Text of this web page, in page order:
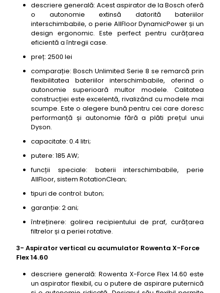
descriere generală: Acest aspirator de la Bosch oferă
o autonomie extinsă datorită bateriilor
interschimbabile, o perie AllFloor DynamicPower și un
design ergonomic. Este perfect pentru curățarea
eficientă a întregii case.
preț: 2500 lei
comparație: Bosch Unlimited Serie 8 se remarcă prin
flexibilitatea bateriilor interschimbabile, oferind o
autonomie superioară multor modele. Calitatea
construcției este excelentă, rivalizând cu modele mai
scumpe. Este o alegere bună pentru cei care doresc
performanță și autonomie fără a plăti prețul unui
Dyson.
capacitate: 0.4 litri;
putere: 185 AW;
funcții speciale: baterii interschimbabile, perie
AllFloor, sistem RotationClean;
tipuri de control: buton;
garanție: 2 ani;
întreținere: golirea recipientului de praf, curățarea
filtrelor și a periei rotative.
3- Aspirator vertical cu acumulator Rowenta X-Force
Flex 14.60
descriere generală: Rowenta X-Force Flex 14.60 este
un aspirator flexibil, cu o putere de aspirare puternică